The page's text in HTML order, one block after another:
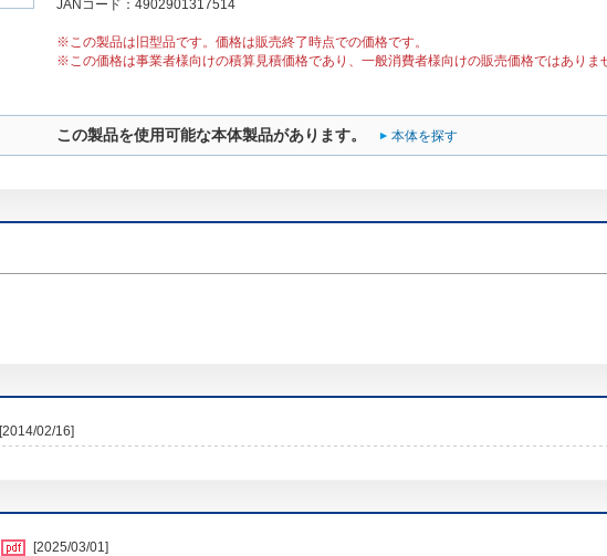
JANコード：4902901317514
※この製品は旧型品です。価格は販売終了時点での価格です。
※この価格は事業者様向けの積算見積価格であり、一般消費者様向けの販売価格ではありま
この製品を使用可能な本体製品があります。 本体を探す
[2014/02/16]
[2025/03/01]